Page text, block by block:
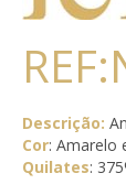
Descrição:
Cor: Amarelo
Quilates: